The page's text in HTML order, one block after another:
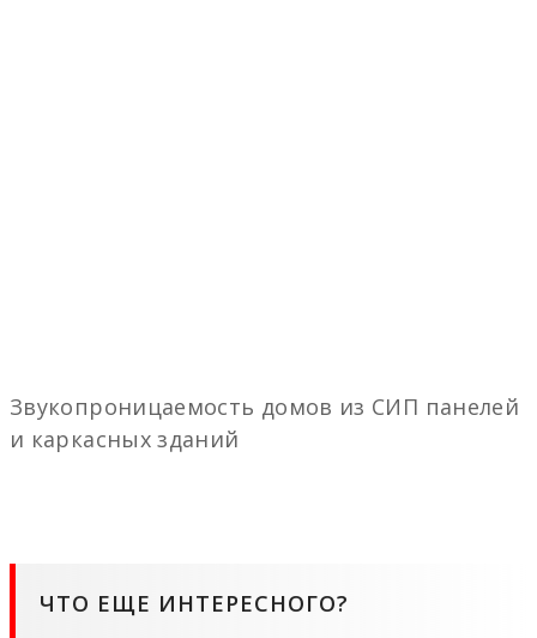
Звукопроницаемость домов из СИП панелей
и каркасных зданий
ЧТО ЕЩЕ ИНТЕРЕСНОГО?